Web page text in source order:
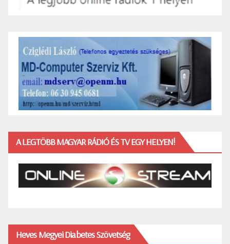
A LEGTÖBB MAGYAR RÁDIÓ ÉS TV EGY HELYEN!
Heves Megyei Diabetes Szövetség